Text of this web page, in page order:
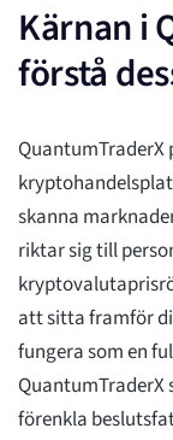
Kärnan i
förstå
QuantumTraderX
skanna
riktar sig till
att sitta framför
fungera som en
förenkla